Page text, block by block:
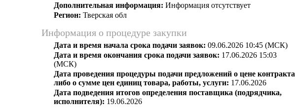
Дополнительная информация: Информация отсутствует
Регион: Тверская обл
Информация о процедуре закупки
Дата и время начала срока подачи заявок: 09.06.2026 10:45 (МСК)
Дата и время окончания срока подачи заявок: 17.06.2026 15:03
(МСК)
Дата проведения процедуры подачи предложений о цене контракта
либо о сумме цен единиц товара, работы, услуги: 17.06.2026
Дата подведения итогов определения поставщика (подрядчика,
исполнителя): 19.06.2026